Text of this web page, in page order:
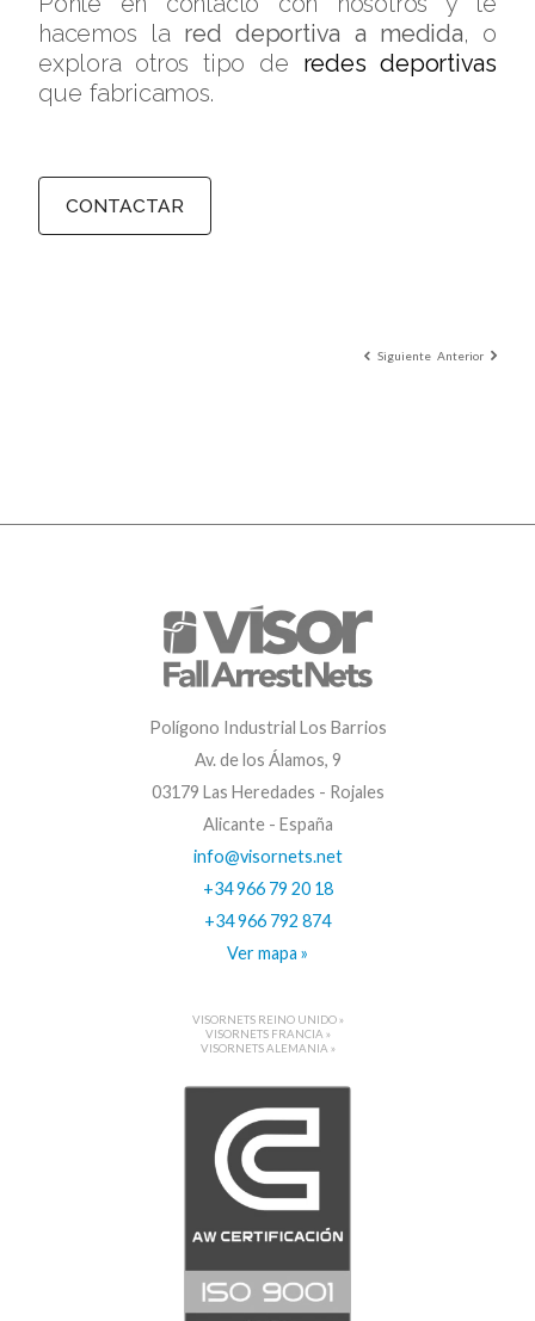
hacemos la red deportiva a medida, o
explora otros tipo de redes deportivas
que fabricamos.
CONTACTAR
Siguiente Anterior
Polígono Industrial Los Barrios
Av. de los Álamos, 9
03179 Las Heredades - Rojales
Alicante - España
info@visornets.net
+34 966 79 20 18
+34 966 792 874
Ver mapa »
VISORNETS REINO UNIDO »
VISORNETS FRANCIA »
VISORNETS ALEMANIA »